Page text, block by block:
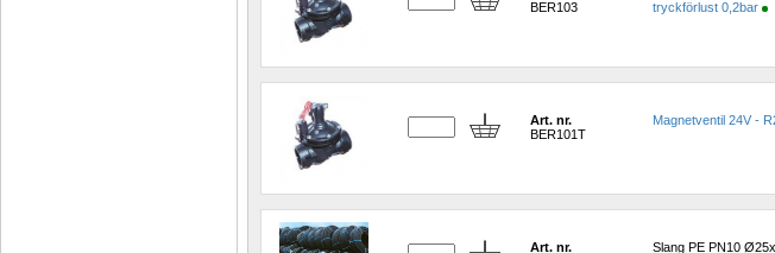
BER103
tryckförlust 0,2bar
Art. nr.
BER101T
Magnetventil 24V -
Art. nr.
Slang PE PN10